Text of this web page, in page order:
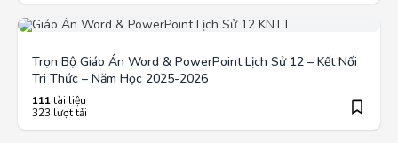
Trọn Bộ Giáo Án Word & PowerPoint Lịch Sử 12 – Kết Nối
Tri Thức – Năm Học 2025-2026
111tài liệu
323 lượt tải